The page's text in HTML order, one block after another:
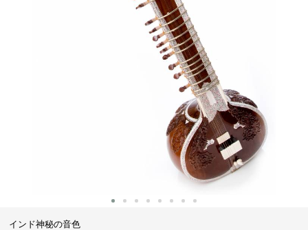
インド神秘の音色